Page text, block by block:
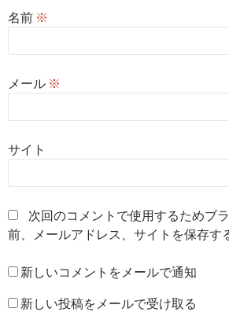
名前 ※
メール ※
サイト
次回のコメントで使用するためブ
前、メールアドレス、サイトを保存す
新しいコメントをメールで通知
新しい投稿をメールで受け取る